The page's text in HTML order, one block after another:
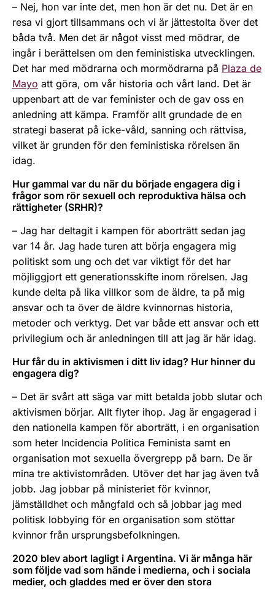
– Nej, hon var inte det, men hon är det nu. Det är en
resa vi gjort tillsammans och vi är jättestolta över det
båda två. Men det är något visst med mödrar, de
ingår i berättelsen om den feministiska utvecklingen.
Det har med mödrarna och mormödrarna på Plaza de
Mayo att göra, om vår historia och vårt land. Det är
uppenbart att de var feminister och de gav oss en
anledning att kämpa. Framför allt grundade de en
strategi baserat på icke-våld, sanning och rättvisa,
vilket är grunden för den feministiska rörelsen än
idag.
Hur gammal var du när du började engagera dig i
frågor som rör sexuell och reproduktiva hälsa och
rättigheter (SRHR)?
– Jag har deltagit i kampen för aborträtt sedan jag
var 14 år. Jag hade turen att börja engagera mig
politiskt som ung och det var viktigt för det har
möjliggjort ett generationsskifte inom rörelsen. Jag
kunde delta på lika villkor som de äldre, ta på mig
ansvar och ta över de äldre kvinnornas historia,
metoder och verktyg. Det var både ett ansvar och ett
privilegium och är anledningen till att jag är här idag.
Hur får du in aktivismen i ditt liv idag? Hur hinner du
engagera dig?
– Det är svårt att säga var mitt betalda jobb slutar och
aktivismen börjar. Allt flyter ihop. Jag är engagerad i
den nationella kampen för aborträtt, i en organisation
som heter Incidencia Politica Feminista samt en
organisation mot sexuella övergrepp på barn. De är
mina tre aktivistområden. Utöver det har jag även två
jobb. Jag jobbar på ministeriet för kvinnor,
jämställdhet och mångfald och så jobbar jag med
politisk lobbying för en organisation som stöttar
kvinnor från ursprungsbefolkningen.
2020 blev abort lagligt i Argentina. Vi är många här
som följde vad som hände i medierna, och i sociala
medier, och gladdes med er över den stora